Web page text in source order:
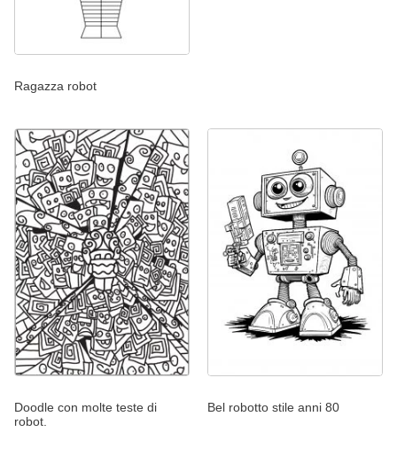
Ragazza robot
Doodle con molte teste di
robot.
Bel robotto stile anni 80